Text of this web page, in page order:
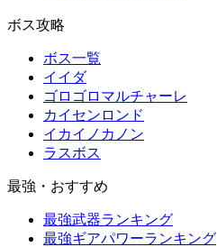
ボス攻略
ボス一覧
イイダ
ゴロゴロマルチャーレ
カイセンロンド
イカイノカノン
ラスボス
最強・おすすめ
最強武器ランキング
最強ギアパワーランキング